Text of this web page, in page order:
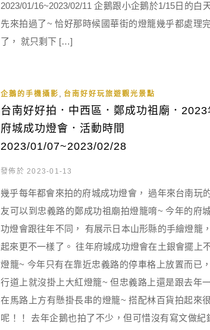
2023/01/16~2023/02/11 企鵝跟小企鵝於1/15日的白
先來拍過了~ 恰好那時候國華街的燈籠幾乎都處理
了， 就只剩下 […]
企鵝的手機攝影 台南好好玩旅遊觀光景點
台南好好拍．中西區．鄭成功祖廟．2023
府城成功燈會．活動時間
2023/01/07~2023/02/28
發佈於 2023-01-13
幾乎每年都會來拍的府城成功燈會， 過年來台南玩
友可以到忠義路的鄭成功祖廟拍燈籠唷~ 今年的府
功燈會跟往年不同， 有展示日本山形縣的手繪燈籠
起來更不一樣了。 往年府城成功燈會在土銀會擺上
燈籠~ 今年只有在靠近忠義路的停車格上放置而已
行道上就沒掛上大紅燈籠~ 但忠義路上還是跟去年
在馬路上方有懸掛長串的燈籠~ 搭配林百貨拍起來
呢！！ 去年企鵝也拍了不少，但可惜沒有寫文做紀